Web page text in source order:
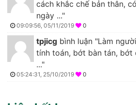
cách khắc chế bản thân,
ngày ..."
09:09:56, 05/11/2019 0
tpjicg bình luận "Làm
tính toán, bớt bàn tán, bớt
..."
05:24:31, 25/10/2019 0